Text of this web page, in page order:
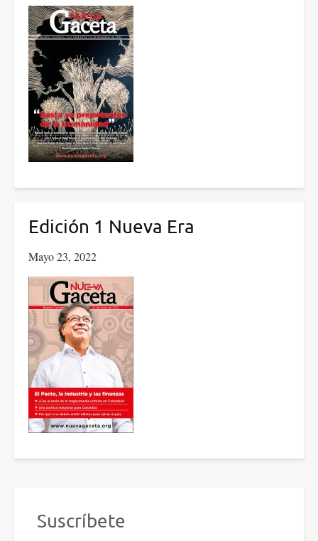
Edición 1 Nueva Era
Mayo 23, 2022
Suscríbete